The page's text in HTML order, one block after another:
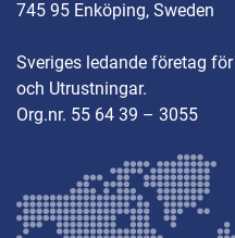
745 95 Enköping, Sweden
Sveriges ledande företag
och Utrustningar.
Org.nr. 55 64 39 – 3055